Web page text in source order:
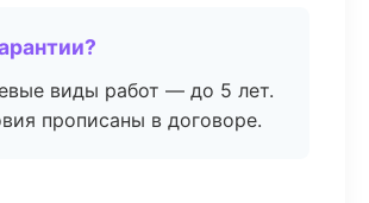
виды работ — до 5 лет.
прописаны в договоре.